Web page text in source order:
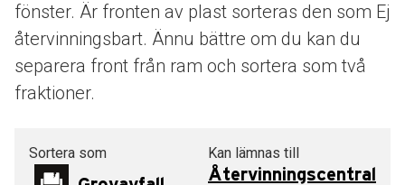
fönster. Är fronten av plast sorteras den som Ej
återvinningsbart. Ännu bättre om du kan du
separera front från ram och sortera som två
fraktioner.
Sortera som Kan lämnas till
Återvinningscentral